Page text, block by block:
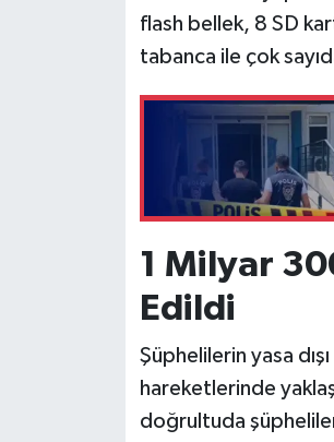
flash bellek, 8 SD
tabanca ile çok
1 Milyar
Edildi
Şüphelilerin yasa
hareketlerinde
doğrultuda